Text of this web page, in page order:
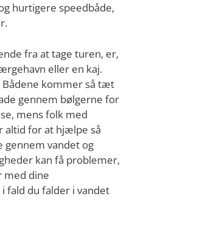
hurtigere speedbåde,
fra at tage turen, er,
eller en kaj.
Bådene kommer så tæt
gennem bølgerne for
mens folk med
altid for at hjælpe så
gennem vandet og
kan få problemer,
med dine
fald du falder i vandet